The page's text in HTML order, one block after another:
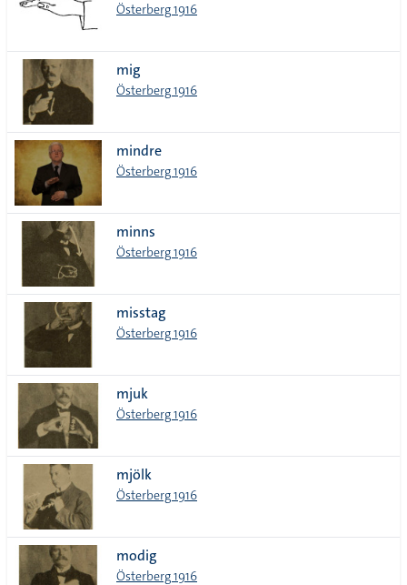
Österberg 1916
mig
Österberg 1916
mindre
Österberg 1916
minns
Österberg 1916
misstag
Österberg 1916
mjuk
Österberg 1916
mjölk
Österberg 1916
modig
Österberg 1916